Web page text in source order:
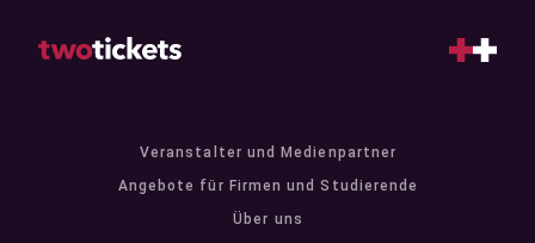
Veranstalter und Medienpartner
Angebote für Firmen und Studierende
Über uns